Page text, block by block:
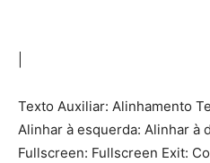
Texto Auxiliar: Alinhamento
Alinhar à esquerda: Alinhar à
Fullscreen: Fullscreen Exit: